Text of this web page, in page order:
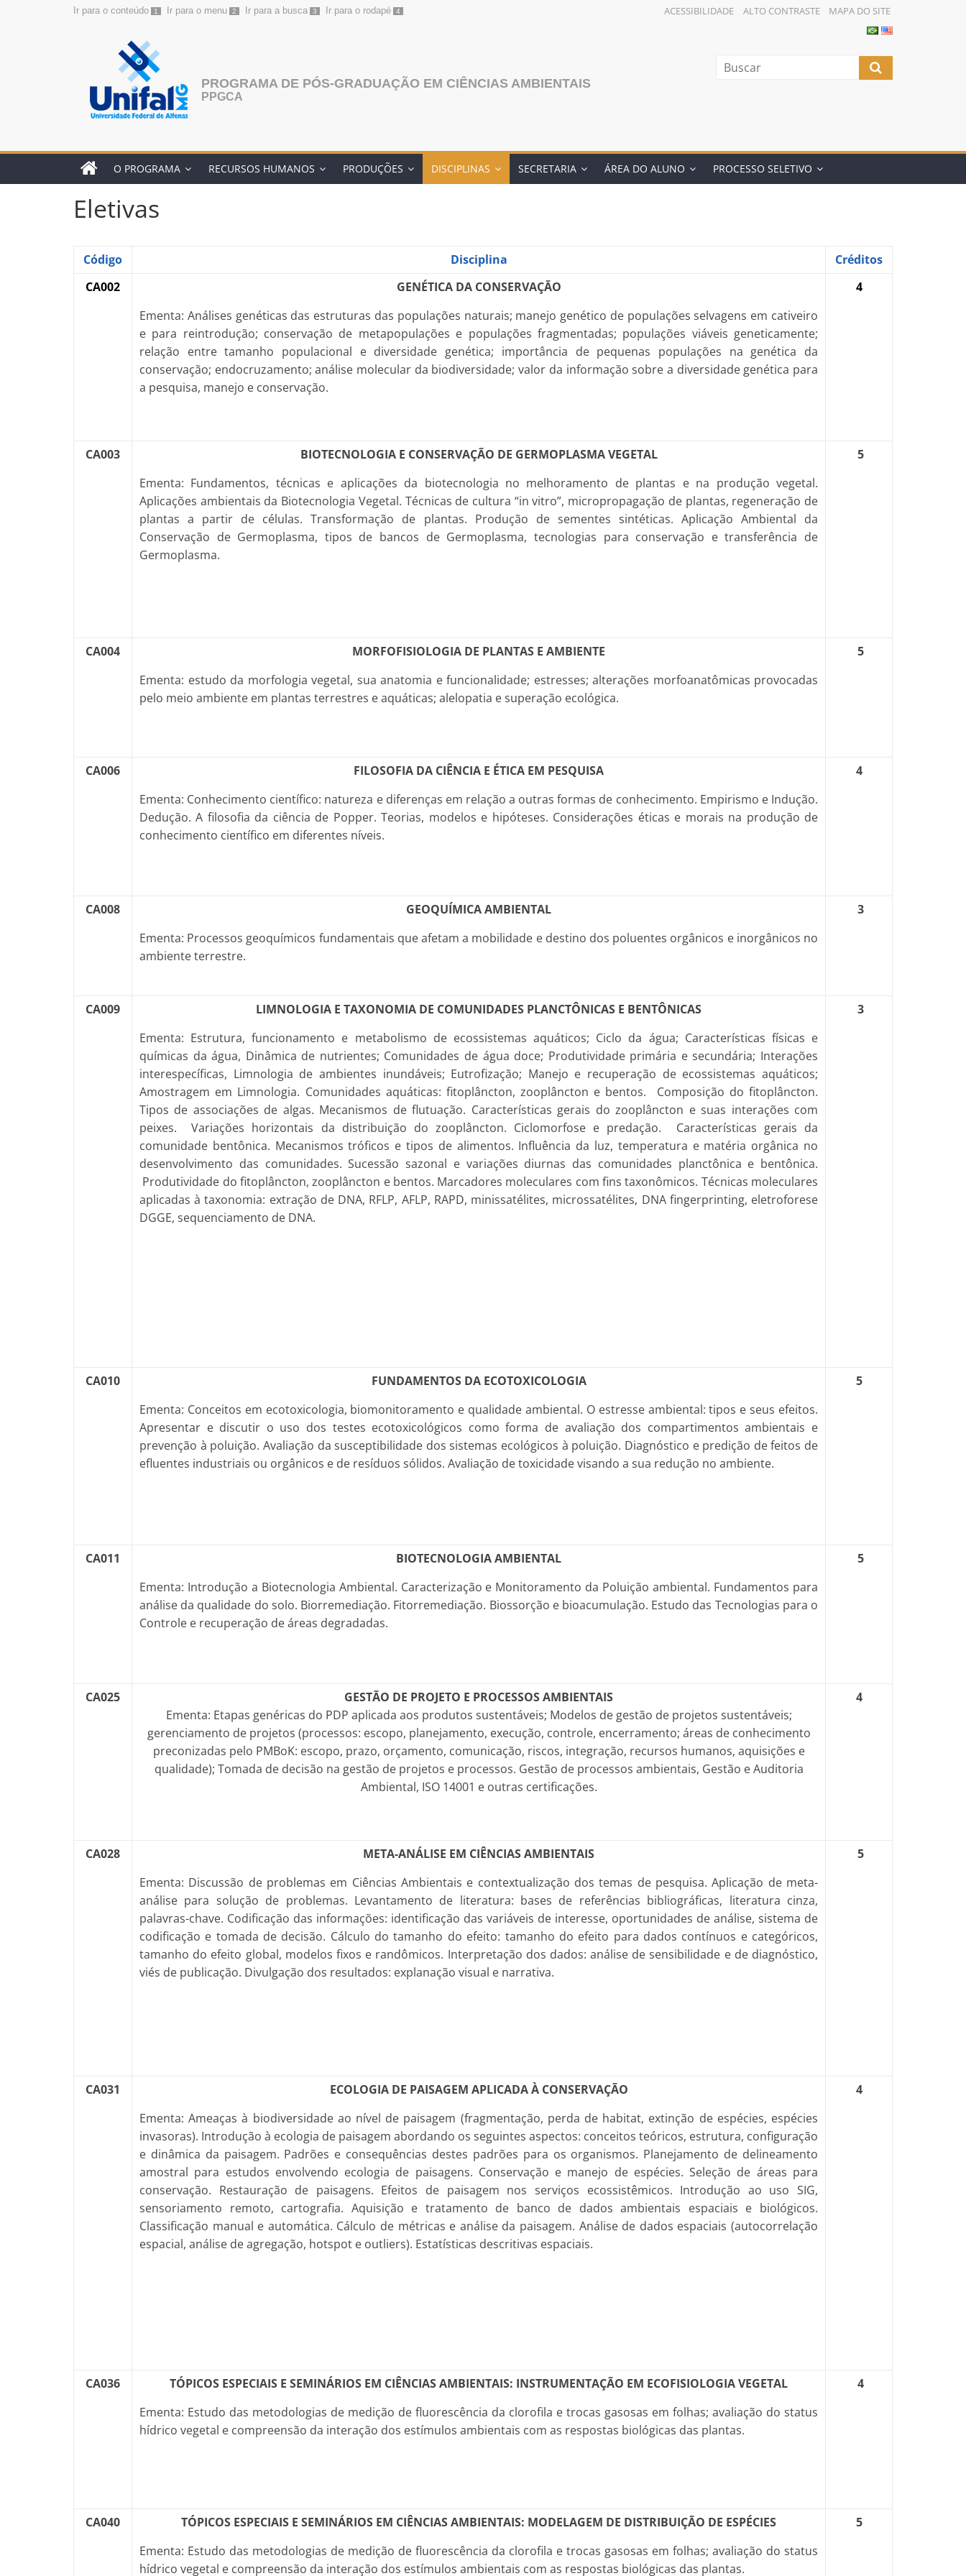
Ir para o conteúdo 1 Ir para o menu 2 Ir para a busca 3 Ir para o rodapé 4 ACESSIBILIDADE ALTO CONTRASTE MAPA DO SITE
PROGRAMA DE PÓS-GRADUAÇÃO EM CIÊNCIAS AMBIENTAIS
PPGCA
O PROGRAMA RECURSOS HUMANOS PRODUÇÕES DISCIPLINAS SECRETARIA ÁREA DO ALUNO PROCESSO SELETIVO
Eletivas
Código Disciplina
Créditos
CA002
GENÉTICA DA CONSERVAÇÃO
Ementa: Análises genéticas das estruturas das populações naturais; manejo genético de populações selvagens em cativeiro
e para reintrodução; conservação de metapopulações e populações fragmentadas; populações viáveis geneticamente;
relação entre tamanho populacional e diversidade genética; importância de pequenas populações na genética da
conservação; endocruzamento; análise molecular da biodiversidade; valor da informação sobre a diversidade genética para
a pesquisa, manejo e conservação.
4
CA003
BIOTECNOLOGIA E CONSERVAÇÃO DE GERMOPLASMA VEGETAL
Ementa: Fundamentos, técnicas e aplicações da biotecnologia no melhoramento de plantas e na produção vegetal.
Aplicações ambientais da Biotecnologia Vegetal. Técnicas de cultura “in vitro”, micropropagação de plantas, regeneração de
plantas a partir de células. Transformação de plantas. Produção de sementes sintéticas. Aplicação Ambiental da
Conservação de Germoplasma, tipos de bancos de Germoplasma, tecnologias para conservação e transferência de
Germoplasma.
5
CA004
MORFOFISIOLOGIA DE PLANTAS E AMBIENTE
Ementa: estudo da morfologia vegetal, sua anatomia e funcionalidade; estresses; alterações morfoanatômicas provocadas
pelo meio ambiente em plantas terrestres e aquáticas; alelopatia e superação ecológica.
5
CA006
FILOSOFIA DA CIÊNCIA E ÉTICA EM PESQUISA
Ementa: Conhecimento científico: natureza e diferenças em relação a outras formas de conhecimento. Empirismo e Indução.
Dedução. A filosofia da ciência de Popper. Teorias, modelos e hipóteses. Considerações éticas e morais na produção de
conhecimento científico em diferentes níveis.
4
CA008
GEOQUÍMICA AMBIENTAL
Ementa: Processos geoquímicos fundamentais que afetam a mobilidade e destino dos poluentes orgânicos e inorgânicos no
ambiente terrestre.
3
CA009
LIMNOLOGIA E TAXONOMIA DE COMUNIDADES PLANCTÔNICAS E BENTÔNICAS
Ementa: Estrutura, funcionamento e metabolismo de ecossistemas aquáticos; Ciclo da água; Características físicas e
químicas da água, Dinâmica de nutrientes; Comunidades de água doce; Produtividade primária e secundária; Interações
interespecíficas, Limnologia de ambientes inundáveis; Eutrofização; Manejo e recuperação de ecossistemas aquáticos;
Amostragem em Limnologia. Comunidades aquáticas: fitoplâncton, zooplâncton e bentos. Composição do fitoplâncton.
Tipos de associações de algas. Mecanismos de flutuação. Características gerais do zooplâncton e suas interações com
peixes. Variações horizontais da distribuição do zooplâncton. Ciclomorfose e predação. Características gerais da
comunidade bentônica. Mecanismos tróficos e tipos de alimentos. Influência da luz, temperatura e matéria orgânica no
desenvolvimento das comunidades. Sucessão sazonal e variações diurnas das comunidades planctônica e bentônica.
Produtividade do fitoplâncton, zooplâncton e bentos. Marcadores moleculares com fins taxonômicos. Técnicas moleculares
aplicadas à taxonomia: extração de DNA, RFLP, AFLP, RAPD, minissatélites, microssatélites, DNA fingerprinting, eletroforese
DGGE, sequenciamento de DNA.
3
CA010
FUNDAMENTOS DA ECOTOXICOLOGIA
Ementa: Conceitos em ecotoxicologia, biomonitoramento e qualidade ambiental. O estresse ambiental: tipos e seus efeitos.
Apresentar e discutir o uso dos testes ecotoxicológicos como forma de avaliação dos compartimentos ambientais e
prevenção à poluição. Avaliação da susceptibilidade dos sistemas ecológicos à poluição. Diagnóstico e predição de feitos de
efluentes industriais ou orgânicos e de resíduos sólidos. Avaliação de toxicidade visando a sua redução no ambiente.
5
CA011
BIOTECNOLOGIA AMBIENTAL
Ementa: Introdução a Biotecnologia Ambiental. Caracterização e Monitoramento da Poluição ambiental. Fundamentos para
análise da qualidade do solo. Biorremediação. Fitorremediação. Biossorção e bioacumulação. Estudo das Tecnologias para o
Controle e recuperação de áreas degradadas.
5
CA025
GESTÃO DE PROJETO E PROCESSOS AMBIENTAIS
Ementa: Etapas genéricas do PDP aplicada aos produtos sustentáveis; Modelos de gestão de projetos sustentáveis;
gerenciamento de projetos (processos: escopo, planejamento, execução, controle, encerramento; áreas de conhecimento
preconizadas pelo PMBoK: escopo, prazo, orçamento, comunicação, riscos, integração, recursos humanos, aquisições e
qualidade); Tomada de decisão na gestão de projetos e processos. Gestão de processos ambientais, Gestão e Auditoria
Ambiental, ISO 14001 e outras certificações.
4
CA028
META-ANÁLISE EM CIÊNCIAS AMBIENTAIS
Ementa: Discussão de problemas em Ciências Ambientais e contextualização dos temas de pesquisa. Aplicação de meta-
análise para solução de problemas. Levantamento de literatura: bases de referências bibliográficas, literatura cinza,
palavras-chave. Codificação das informações: identificação das variáveis de interesse, oportunidades de análise, sistema de
codificação e tomada de decisão. Cálculo do tamanho do efeito: tamanho do efeito para dados contínuos e categóricos,
tamanho do efeito global, modelos fixos e randômicos. Interpretação dos dados: análise de sensibilidade e de diagnóstico,
viés de publicação. Divulgação dos resultados: explanação visual e narrativa.
5
CA031
ECOLOGIA DE PAISAGEM APLICADA À CONSERVAÇÃO
Ementa: Ameaças à biodiversidade ao nível de paisagem (fragmentação, perda de habitat, extinção de espécies, espécies
invasoras). Introdução à ecologia de paisagem abordando os seguintes aspectos: conceitos teóricos, estrutura, configuração
e dinâmica da paisagem. Padrões e consequências destes padrões para os organismos. Planejamento de delineamento
amostral para estudos envolvendo ecologia de paisagens. Conservação e manejo de espécies. Seleção de áreas para
conservação. Restauração de paisagens. Efeitos de paisagem nos serviços ecossistêmicos. Introdução ao uso SIG,
sensoriamento remoto, cartografia. Aquisição e tratamento de banco de dados ambientais espaciais e biológicos.
Classificação manual e automática. Cálculo de métricas e análise da paisagem. Análise de dados espaciais (autocorrelação
espacial, análise de agregação, hotspot e outliers). Estatísticas descritivas espaciais.
4
CA036
TÓPICOS ESPECIAIS E SEMINÁRIOS EM CIÊNCIAS AMBIENTAIS: INSTRUMENTAÇÃO EM ECOFISIOLOGIA VEGETAL
Ementa: Estudo das metodologias de medição de fluorescência da clorofila e trocas gasosas em folhas; avaliação do status
hídrico vegetal e compreensão da interação dos estímulos ambientais com as respostas biológicas das plantas.
4
CA040
TÓPICOS ESPECIAIS E SEMINÁRIOS EM CIÊNCIAS AMBIENTAIS: MODELAGEM DE DISTRIBUIÇÃO DE ESPÉCIES
Ementa: Estudo das metodologias de medição de fluorescência da clorofila e trocas gasosas em folhas; avaliação do status
hídrico vegetal e compreensão da interação dos estímulos ambientais com as respostas biológicas das plantas.
5